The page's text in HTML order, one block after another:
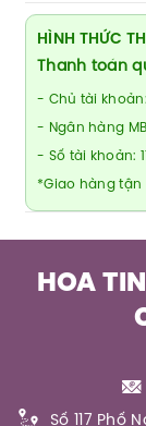
HÌNH THỨC
Thanh toán
- Chủ tài
- Ngân hàng
- Số tài khoản:
*Giao hàng tận
HOA
Số 117 Phố